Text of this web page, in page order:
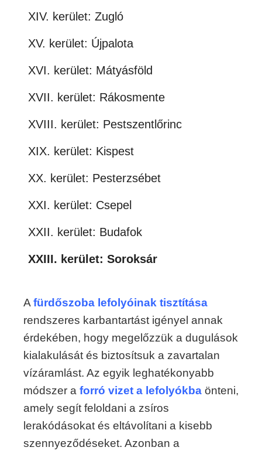
XIV. kerület: Zugló
XV. kerület: Újpalota
XVI. kerület: Mátyásföld
XVII. kerület: Rákosmente
XVIII. kerület: Pestszentlőrinc
XIX. kerület: Kispest
XX. kerület: Pesterzsébet
XXI. kerület: Csepel
XXII. kerület: Budafok
XXIII. kerület: Soroksár
A fürdőszoba lefolyóinak tisztítása
rendszeres karbantartást igényel annak
érdekében, hogy megelőzzük a dugulások
kialakulását és biztosítsuk a zavartalan
vízáramlást. Az egyik leghatékonyabb
módszer a forró vizet a lefolyókba önteni,
amely segít feloldani a zsíros
lerakódásokat és eltávolítani a kisebb
szennyeződéseket. Azonban a